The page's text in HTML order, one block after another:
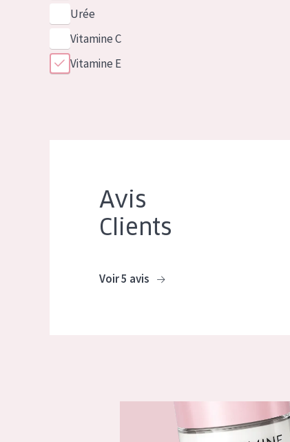
Urée
Vitamine C
Vitamine E
Avis
Clients
Voir 5 avis